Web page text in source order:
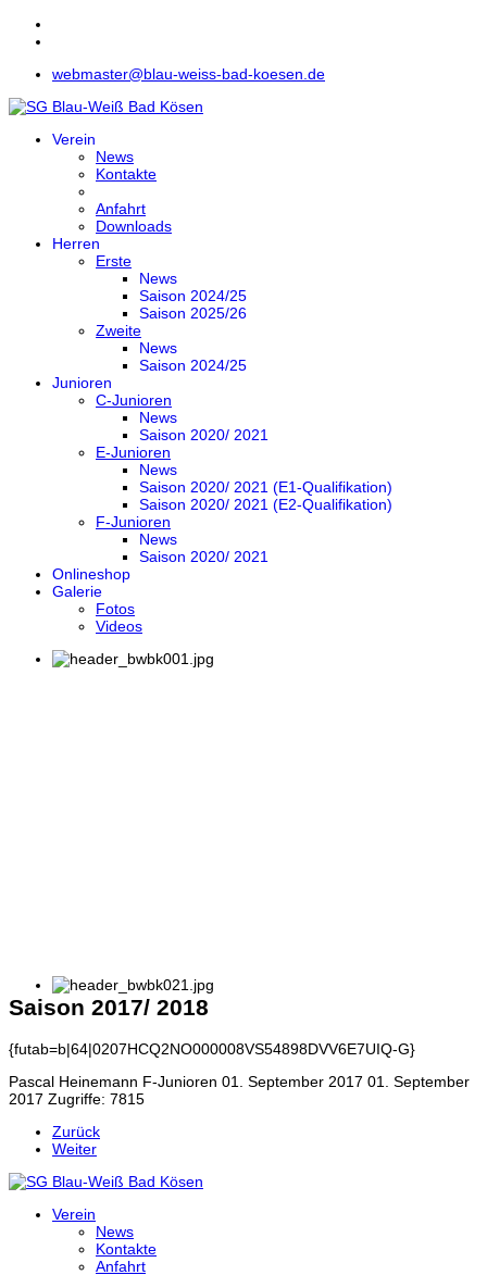
webmaster@blau-weiss-bad-koesen.de
Verein
News
Kontakte
Anfahrt
Downloads
Herren
Erste
News
Saison 2024/25
Saison 2025/26
Zweite
News
Saison 2024/25
Junioren
C-Junioren
News
Saison 2020/ 2021
E-Junioren
News
Saison 2020/ 2021 (E1-Qualifikation)
Saison 2020/ 2021 (E2-Qualifikation)
F-Junioren
News
Saison 2020/ 2021
Onlineshop
Galerie
Fotos
Videos
Saison 2017/ 2018
{futab=b|64|0207HCQ2NO000008VS54898DVV6E7UIQ-G}
Pascal Heinemann F-Junioren 01. September 2017 01. September
2017 Zugriffe: 7815
Zurück
Weiter
Verein
News
Kontakte
Anfahrt